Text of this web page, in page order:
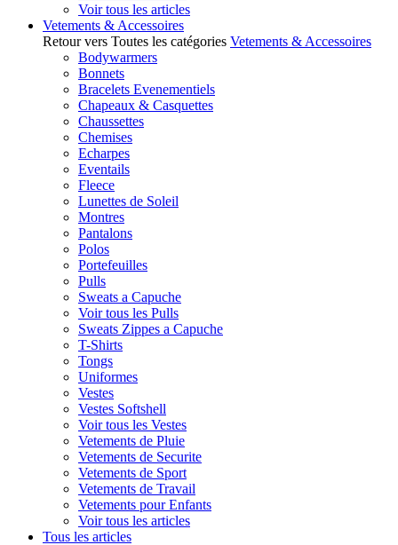
Voir tous les articles
Vetements & Accessoires
Retour vers Toutes les catégories Vetements & Accessoires
Bodywarmers
Bonnets
Bracelets Evenementiels
Chapeaux & Casquettes
Chaussettes
Chemises
Echarpes
Eventails
Fleece
Lunettes de Soleil
Montres
Pantalons
Polos
Portefeuilles
Pulls
Sweats a Capuche
Voir tous les Pulls
Sweats Zippes a Capuche
T-Shirts
Tongs
Uniformes
Vestes
Vestes Softshell
Voir tous les Vestes
Vetements de Pluie
Vetements de Securite
Vetements de Sport
Vetements de Travail
Vetements pour Enfants
Voir tous les articles
Tous les articles